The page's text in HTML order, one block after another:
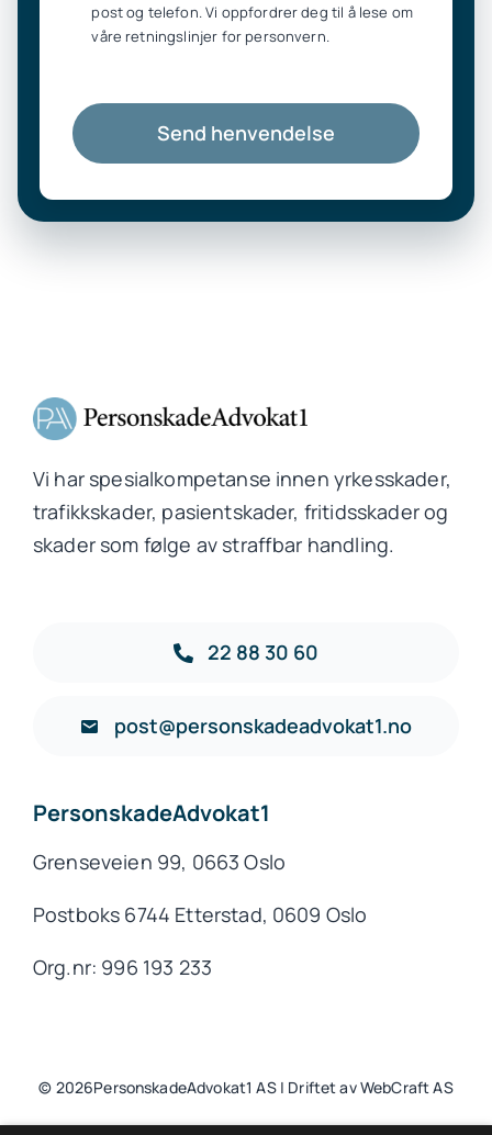
post og telefon. Vi oppfordrer deg til å lese om
våre retningslinjer for personvern.
Send henvendelse
Vi har spesialkompetanse innen yrkesskader,
trafikkskader, pasientskader, fritidsskader og
skader som følge av straffbar handling.
22 88 30 60
post@personskadeadvokat1.no
PersonskadeAdvokat1
Grenseveien 99, 0663 Oslo
Postboks 6744 Etterstad, 0609 Oslo
Org.nr: 996 193 233
© 2026PersonskadeAdvokat1 AS | Driftet av WebCraft AS